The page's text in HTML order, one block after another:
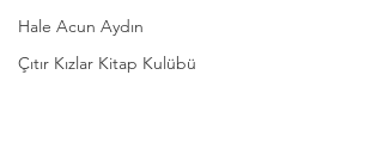
Hale Acun Aydın
Çıtır Kızlar Kitap Kulübü